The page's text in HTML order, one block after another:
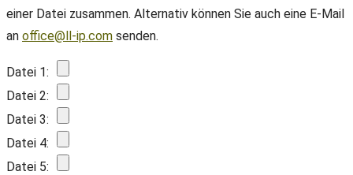
einer Datei zusammen. Alternativ können Sie auch eine E-Mail
an office@ll-ip.com senden.
Datei 1:
Datei 2:
Datei 3:
Datei 4:
Datei 5: